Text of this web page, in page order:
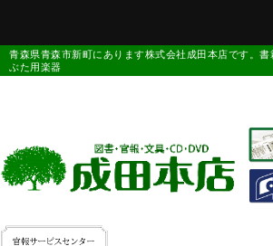
青森県青森市新町にあります株式会社成田本店です。
ぶた用楽器